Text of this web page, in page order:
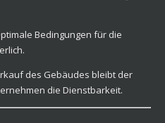
Bedingungen für die
des Gebäudes bleibt der
die Dienstbarkeit.